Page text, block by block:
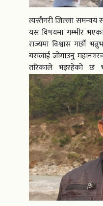
त्यस्तैगरी जिल्ला समन्वय
यस विषयमा गम्भीर
राज्यमा विश्वास गर्छौं
यसलाई जोगाउनु
तरिकाले भइरहेको छ